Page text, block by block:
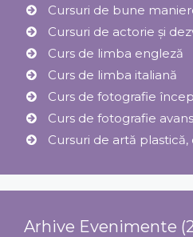
Cursuri de bune
Cursuri de actorie și
Curs de limba engleză
Curs de limba italiană
Curs de fotografie
Curs de fotografie
Cursuri de artă
Arhive Evenimente